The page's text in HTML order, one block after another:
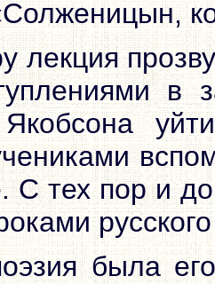
лекция
в
Якобсона
С тех пор и
была